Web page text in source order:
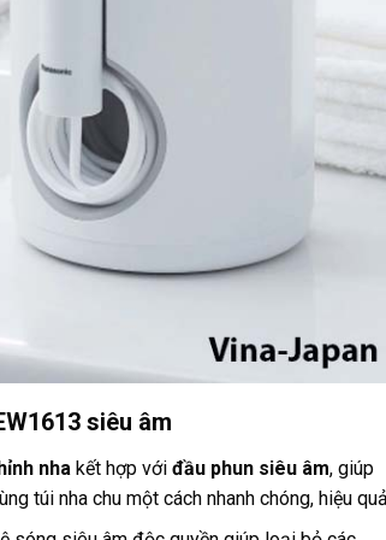
siêu âm
nha kết hợp với đầu phun siêu âm, giúp
túi nha chu một cách nhanh chóng, hiệu